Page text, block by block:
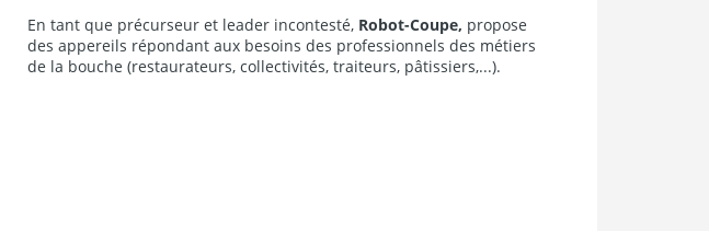
En tant que précurseur et leader incontesté, Robot-Coupe, propose
des appereils répondant aux besoins des professionnels des métiers
de la bouche (restaurateurs, collectivités, traiteurs, pâtissiers,...).